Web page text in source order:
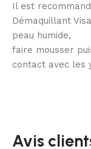
Il est
Démaquillant
peau humide,
faire mousser
contact avec les
Avis